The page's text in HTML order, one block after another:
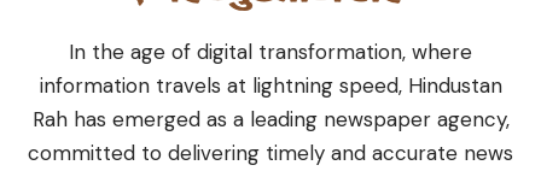
In the age of digital transformation, where
information travels at lightning speed, Hindustan
Rah has emerged as a leading newspaper agency,
committed to delivering timely and accurate news